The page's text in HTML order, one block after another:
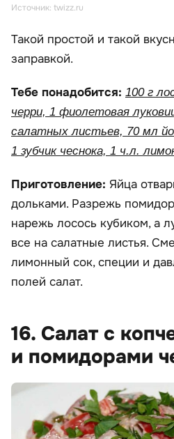
Источник: twizz.ru
Такой простой и такой
заправкой.
Тебе понадобится: 100 г
черри, 1 фиолетовая
салатных листьев, 70 мл
1 зубчик чеснока, 1 ч.л.
Приготовление: Яйца
дольками. Разрежь
нарежь лосось кубиком, а
все на салатные листья.
лимонный сок, специи и
полей салат.
16. Салат с
и помидорами